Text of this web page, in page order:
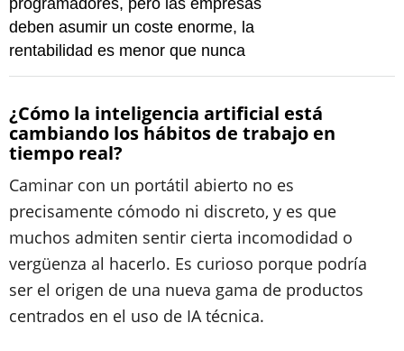
programadores, pero las empresas
deben asumir un coste enorme, la
rentabilidad es menor que nunca
¿Cómo la inteligencia artificial está
cambiando los hábitos de trabajo en
tiempo real?
Caminar con un portátil abierto no es
precisamente cómodo ni discreto, y es que
muchos admiten sentir cierta incomodidad o
vergüenza al hacerlo. Es curioso porque podría
ser el origen de una nueva gama de productos
centrados en el uso de IA técnica.